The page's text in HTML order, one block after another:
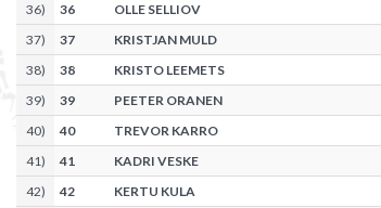
36) 36 OLLE SELLIOV
37) 37 KRISTJAN MULD
38) 38 KRISTO LEEMETS
39) 39 PEETER ORANEN
40) 40 TREVOR KARRO
41) 41 KADRI VESKE
42) 42 KERTU KULA